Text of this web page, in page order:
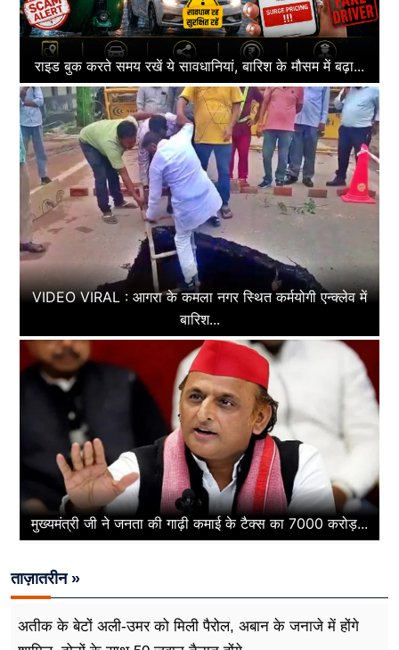
राइड बुक करते समय रखें ये सावधानियां, बारिश के मौसम में बढ़ा...
VIDEO VIRAL : आगरा के कमला नगर स्थित कर्मयोगी एन्क्लेव में
बारिश...
मुख्यमंत्री जी ने जनता की गाढ़ी कमाई के टैक्स का 7000 करोड़...
ताज़ातरीन »
अतीक के बेटों अली-उमर को मिली पैरोल, अबान के जनाजे में होंगे